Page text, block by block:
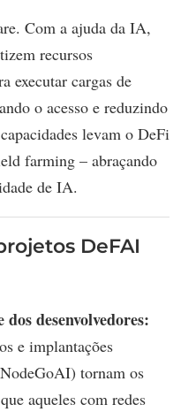
Com a ajuda da IA,
recursos
executar cargas de
o acesso e reduzindo
levam o DeFi
farming – abraçando
de IA.
DeFAI
desenvolvedores:
e implantações
tornam os
aqueles com redes